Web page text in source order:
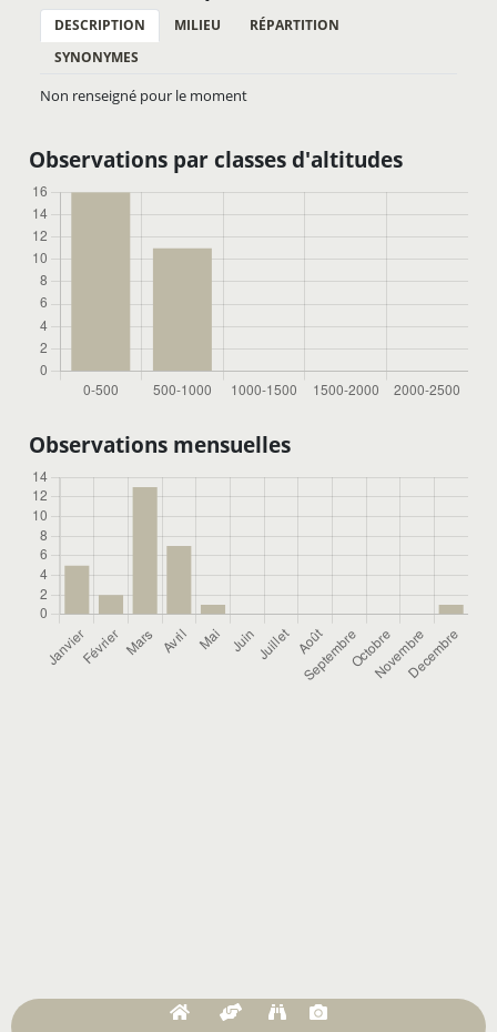
DESCRIPTION MILIEU
RÉPARTITION
SYNONYMES
Non renseigné pour le moment
Observations par classes d'altitudes
Observations mensuelles